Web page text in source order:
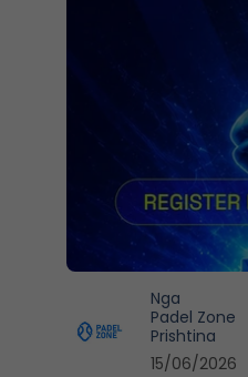
Nga
Padel Zone
Prishtina
15/06/2026